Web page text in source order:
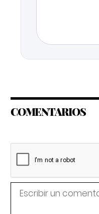
COMENTARIOS